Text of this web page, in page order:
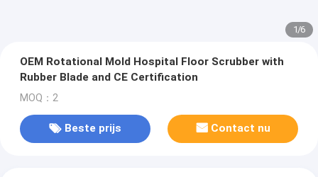
1/6
OEM Rotational Mold Hospital Floor Scrubber with
Rubber Blade and CE Certification
MOQ：2
Beste prijs Contact nu